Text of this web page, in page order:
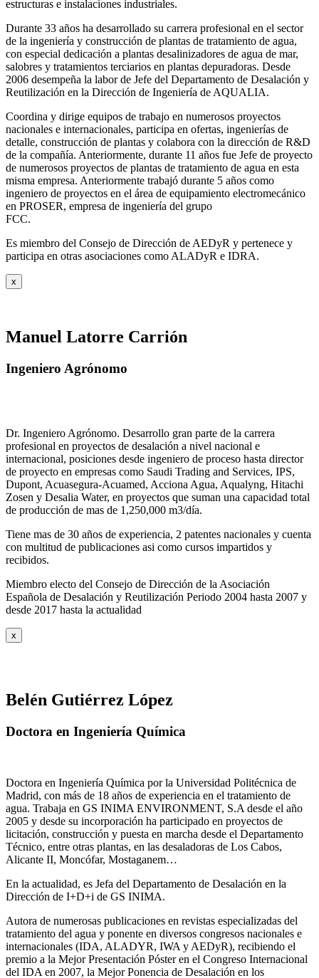
estructuras e instalaciones industriales.
Durante 33 años ha desarrollado su carrera profesional en el sector
de la ingeniería y construcción de plantas de tratamiento de agua,
con especial dedicación a plantas desalinizadores de agua de mar,
salobres y tratamientos terciarios en plantas depuradoras. Desde
2006 desempeña la labor de Jefe del Departamento de Desalación y
Reutilización en la Dirección de Ingeniería de AQUALIA.
Coordina y dirige equipos de trabajo en numerosos proyectos
nacionales e internacionales, participa en ofertas, ingenierías de
detalle, construcción de plantas y colabora con la dirección de R&D
de la compañía. Anteriormente, durante 11 años fue Jefe de proyecto
de numerosos proyectos de plantas de tratamiento de agua en esta
misma empresa. Anteriormente trabajó durante 5 años como
ingeniero de proyectos en el área de equipamiento electromecánico
en PROSER, empresa de ingeniería del grupo
FCC.
Es miembro del Consejo de Dirección de AEDyR y pertenece y
participa en otras asociaciones como ALADyR e IDRA.
x
Manuel Latorre Carrión
Ingeniero Agrónomo
Dr. Ingeniero Agrónomo. Desarrollo gran parte de la carrera
profesional en proyectos de desalación a nivel nacional e
internacional, posiciones desde ingeniero de proceso hasta director
de proyecto en empresas como Saudi Trading and Services, IPS,
Dupont, Acuasegura-Acuamed, Acciona Agua, Aqualyng, Hitachi
Zosen y Desalia Water, en proyectos que suman una capacidad total
de producción de mas de 1,250,000 m3/día.
Tiene mas de 30 años de experiencia, 2 patentes nacionales y cuenta
con multitud de publicaciones asi como cursos impartidos y
recibidos.
Miembro electo del Consejo de Dirección de la Asociación
Española de Desalación y Reutilización Periodo 2004 hasta 2007 y
desde 2017 hasta la actualidad
x
Belén Gutiérrez López
Doctora en Ingeniería Química
Doctora en Ingeniería Química por la Universidad Politécnica de
Madrid, con más de 18 años de experiencia en el tratamiento de
agua. Trabaja en GS INIMA ENVIRONMENT, S.A desde el año
2005 y desde su incorporación ha participado en proyectos de
licitación, construcción y puesta en marcha desde el Departamento
Técnico, entre otras plantas, en las desaladoras de Los Cabos,
Alicante II, Moncófar, Mostaganem…
En la actualidad, es Jefa del Departamento de Desalación en la
Dirección de I+D+i de GS INIMA.
Autora de numerosas publicaciones en revistas especializadas del
tratamiento del agua y ponente en diversos congresos nacionales e
internacionales (IDA, ALADYR, IWA y AEDyR), recibiendo el
premio a la Mejor Presentación Póster en el Congreso Internacional
del IDA en 2007, la Mejor Ponencia de Desalación en los